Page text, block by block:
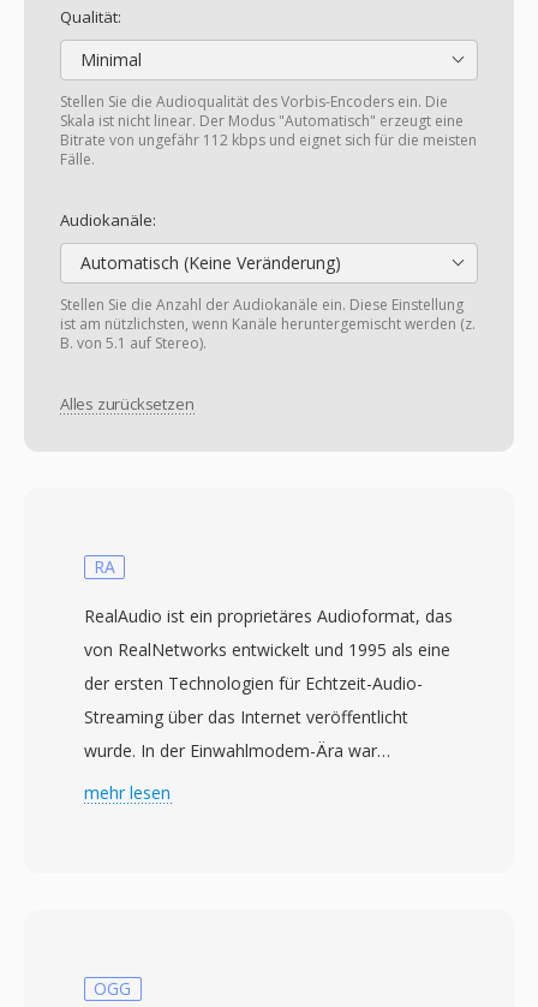
Qualität:
Minimal
Stellen Sie die Audioqualität des Vorbis-Encoders ein. Die
Skala ist nicht linear. Der Modus "Automatisch" erzeugt eine
Bitrate von ungefähr 112 kbps und eignet sich für die meisten
Fälle.
Audiokanäle:
Automatisch (Keine Veränderung)
Stellen Sie die Anzahl der Audiokanäle ein. Diese Einstellung
ist am nützlichsten, wenn Kanäle heruntergemischt werden (z.
B. von 5.1 auf Stereo).
Alles zurücksetzen
RA
RealAudio ist ein proprietäres Audioformat, das
von RealNetworks entwickelt und 1995 als eine
der ersten Technologien für Echtzeit-Audio-
Streaming über das Internet veröffentlicht
wurde. In der Einwahlmodem-Ära war
RealAudio wirklich revolutionär — es
Das Format durchlief mehrere Codec-
mehr lesen
OGG